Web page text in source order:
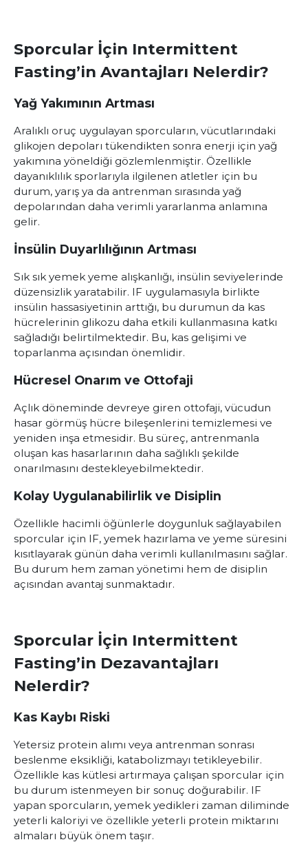
Sporcular İçin Intermittent
Fasting’in Avantajları Nelerdir?
Yağ Yakımının Artması
Aralıklı oruç uygulayan sporcuların, vücutlarındaki
glikojen depoları tükendikten sonra enerji için yağ
yakımına yöneldiği gözlemlenmiştir. Özellikle
dayanıklılık sporlarıyla ilgilenen atletler için bu
durum, yarış ya da antrenman sırasında yağ
depolarından daha verimli yararlanma anlamına
gelir.
İnsülin Duyarlılığının Artması
Sık sık yemek yeme alışkanlığı, insülin seviyelerinde
düzensizlik yaratabilir. IF uygulamasıyla birlikte
insülin hassasiyetinin arttığı, bu durumun da kas
hücrelerinin glikozu daha etkili kullanmasına katkı
sağladığı belirtilmektedir. Bu, kas gelişimi ve
toparlanma açısından önemlidir.
Hücresel Onarım ve Ottofaji
Açlık döneminde devreye giren ottofaji, vücudun
hasar görmüş hücre bileşenlerini temizlemesi ve
yeniden inşa etmesidir. Bu süreç, antrenmanla
oluşan kas hasarlarının daha sağlıklı şekilde
onarılmasını destekleyebilmektedir.
Kolay Uygulanabilirlik ve Disiplin
Özellikle hacimli öğünlerle doygunluk sağlayabilen
sporcular için IF, yemek hazırlama ve yeme süresini
kısıtlayarak günün daha verimli kullanılmasını sağlar.
Bu durum hem zaman yönetimi hem de disiplin
açısından avantaj sunmaktadır.
Sporcular İçin Intermittent
Fasting’in Dezavantajları
Nelerdir?
Kas Kaybı Riski
Yetersiz protein alımı veya antrenman sonrası
beslenme eksikliği, katabolizmayı tetikleyebilir.
Özellikle kas kütlesi artırmaya çalışan sporcular için
bu durum istenmeyen bir sonuç doğurabilir. IF
yapan sporcuların, yemek yedikleri zaman diliminde
yeterli kaloriyi ve özellikle yeterli protein miktarını
almaları büyük önem taşır.